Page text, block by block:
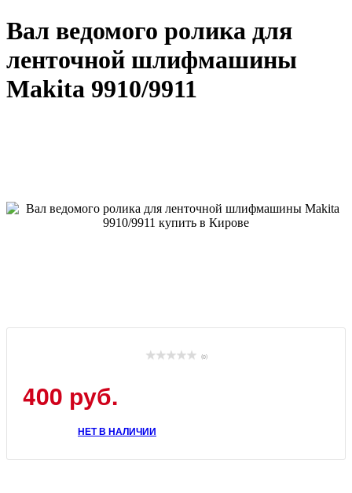
Вал ведомого ролика для
ленточной шлифмашины
Makita 9910/9911
(0)
400 руб.
НЕТ В НАЛИЧИИ